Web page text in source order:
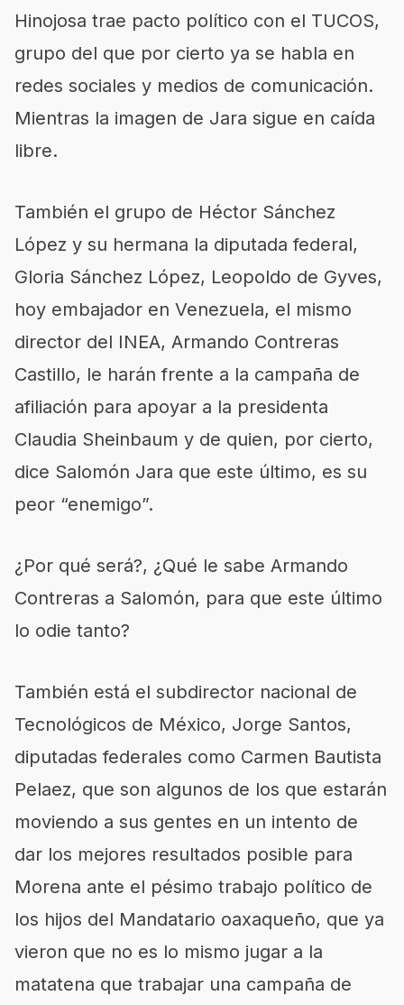
Hinojosa trae pacto político con el TUCOS,
grupo del que por cierto ya se habla en
redes sociales y medios de comunicación.
Mientras la imagen de Jara sigue en caída
libre.
También el grupo de Héctor Sánchez
López y su hermana la diputada federal,
Gloria Sánchez López, Leopoldo de Gyves,
hoy embajador en Venezuela, el mismo
director del INEA, Armando Contreras
Castillo, le harán frente a la campaña de
afiliación para apoyar a la presidenta
Claudia Sheinbaum y de quien, por cierto,
dice Salomón Jara que este último, es su
peor “enemigo”.
¿Por qué será?, ¿Qué le sabe Armando
Contreras a Salomón, para que este último
lo odie tanto?
También está el subdirector nacional de
Tecnológicos de México, Jorge Santos,
diputadas federales como Carmen Bautista
Pelaez, que son algunos de los que estarán
moviendo a sus gentes en un intento de
dar los mejores resultados posible para
Morena ante el pésimo trabajo político de
los hijos del Mandatario oaxaqueño, que ya
vieron que no es lo mismo jugar a la
matatena que trabajar una campaña de